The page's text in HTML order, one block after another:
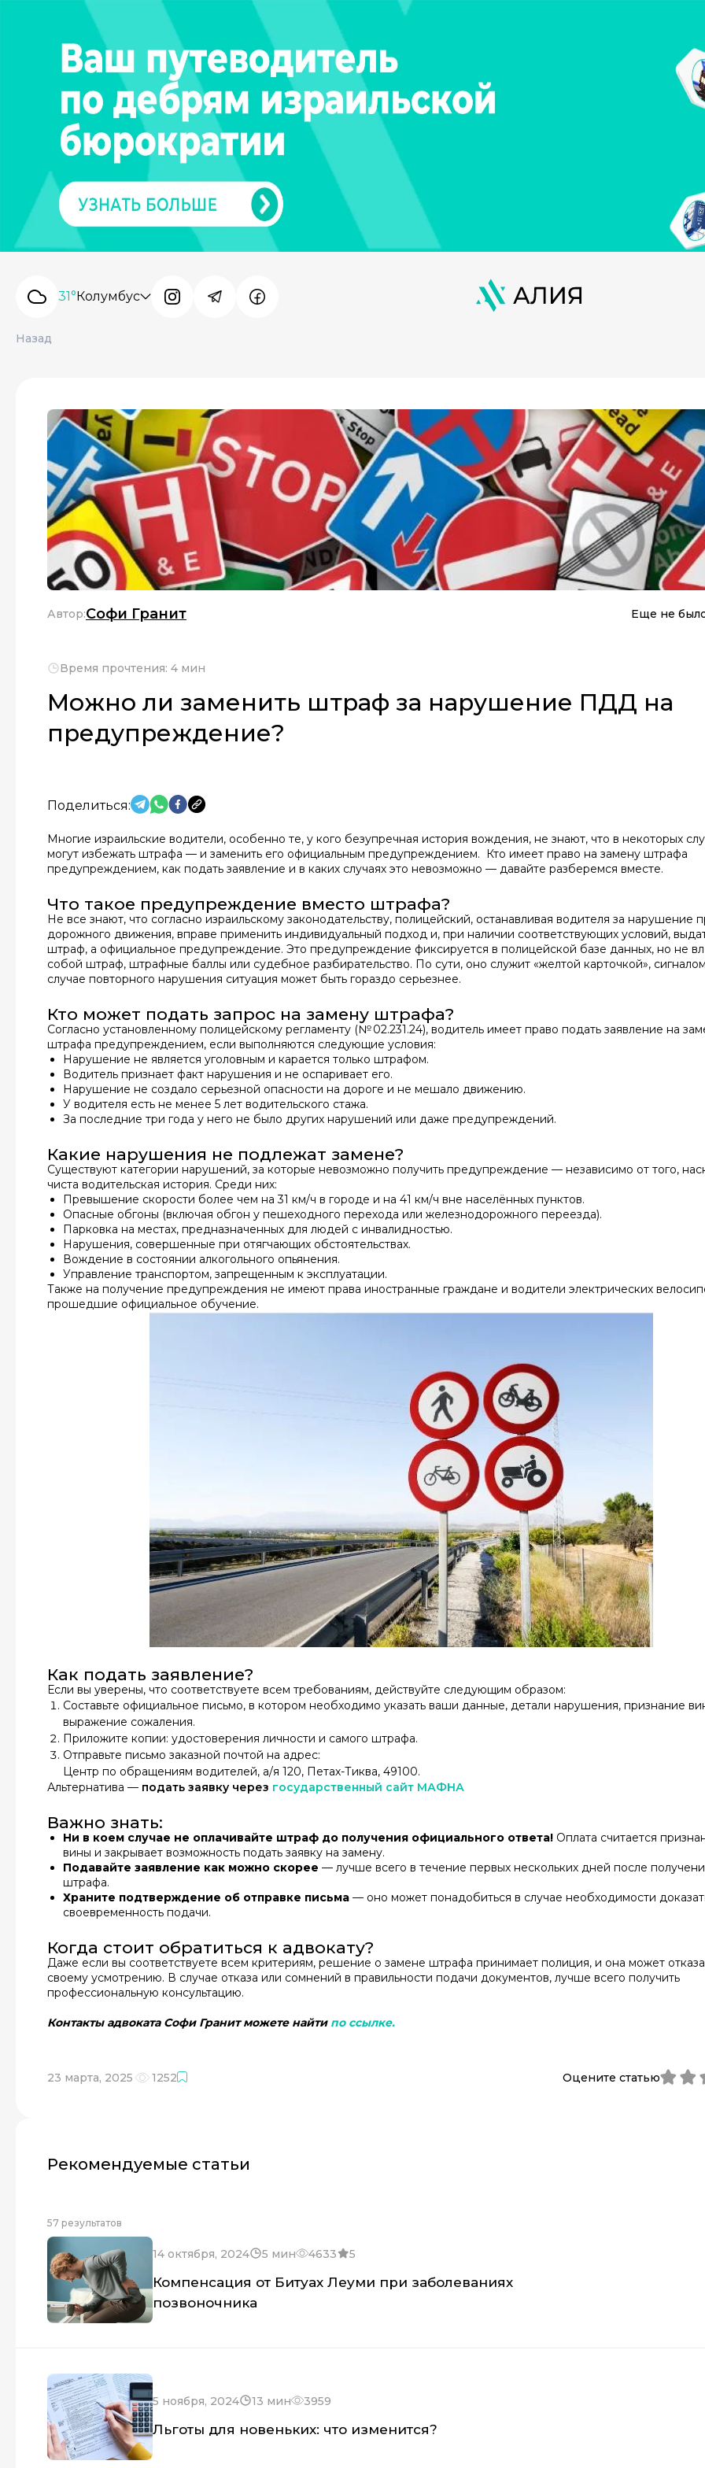
31°Колумбус
Назад
Автор:Софи Гранит Еще не
Время прочтения: 4 мин
Можно ли заменить штраф за нарушение ПДД на
предупреждение?
Поделиться:
Многие израильские водители, особенно те, у кого безупречная история вождения, не знают, что в некоторых
могут избежать штрафа — и заменить его официальным предупреждением. Кто имеет право на замену штрафа
предупреждением, как подать заявление и в каких случаях это невозможно — давайте разберемся вместе.
Что такое предупреждение вместо штрафа?
Не все знают, что согласно израильскому законодательству, полицейский, останавливая водителя за нарушение
дорожного движения, вправе применить индивидуальный подход и, при наличии соответствующих условий,
штраф, а официальное предупреждение. Это предупреждение фиксируется в полицейской базе данных, но не
собой штраф, штрафные баллы или судебное разбирательство. По сути, оно служит «желтой карточкой»,
случае повторного нарушения ситуация может быть гораздо серьезнее.
Кто может подать запрос на замену штрафа?
Согласно установленному полицейскому регламенту (№ 02.231.24), водитель имеет право подать заявление на
штрафа предупреждением, если выполняются следующие условия:
Нарушение не является уголовным и карается только штрафом.
Водитель признает факт нарушения и не оспаривает его.
Нарушение не создало серьезной опасности на дороге и не мешало движению.
У водителя есть не менее 5 лет водительского стажа.
За последние три года у него не было других нарушений или даже предупреждений.
Какие нарушения не подлежат замене?
Существуют категории нарушений, за которые невозможно получить предупреждение — независимо от того,
чиста водительская история. Среди них:
Превышение скорости более чем на 31 км/ч в городе и на 41 км/ч вне населённых пунктов.
Опасные обгоны (включая обгон у пешеходного перехода или железнодорожного переезда).
Парковка на местах, предназначенных для людей с инвалидностью.
Нарушения, совершенные при отягчающих обстоятельствах.
Вождение в состоянии алкогольного опьянения.
Управление транспортом, запрещенным к эксплуатации.
Также на получение предупреждения не имеют права иностранные граждане и водители электрических
прошедшие официальное обучение.
Как подать заявление?
Если вы уверены, что соответствуете всем требованиям, действуйте следующим образом:
Составьте официальное письмо, в котором необходимо указать ваши данные, детали нарушения, признание
выражение сожаления.
Приложите копии: удостоверения личности и самого штрафа.
Отправьте письмо заказной почтой на адрес:
Центр по обращениям водителей, а/я 120, Петах-Тиква, 49100.
Альтернатива — подать заявку через государственный сайт MАФНА
Важно знать:
Ни в коем случае не оплачивайте штраф до получения официального ответа! Оплата считается
вины и закрывает возможность подать заявку на замену.
Подавайте заявление как можно скорее — лучше всего в течение первых нескольких дней после
штрафа.
Храните подтверждение об отправке письма — оно может понадобиться в случае необходимости
своевременность подачи.
Когда стоит обратиться к адвокату?
Даже если вы соответствуете всем критериям, решение о замене штрафа принимает полиция, и она может
своему усмотрению. В случае отказа или сомнений в правильности подачи документов, лучше всего получить
профессиональную консультацию.
Контакты адвоката Софи Гранит можете найти по ссылке.
23 марта, 2025 1252 Оцените статью
Рекомендуемые статьи
57 результатов
14 октября, 2024 5 мин 4633 5
Компенсация от Битуах Леуми при заболеваниях
позвоночника
5 ноября, 2024 13 мин 3959
Льготы для новеньких: что изменится?